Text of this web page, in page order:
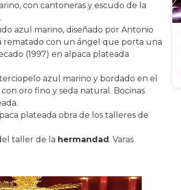
con cantoneras y escudo de la
azul marino, diseñado por Antonio
rematado con un ángel que porta una
(1997) en alpaca plateada
azul marino y bordado en el
oro fino y seda natural. Bocinas
plateada obra de los talleres de
taller de la hermandad . Varas